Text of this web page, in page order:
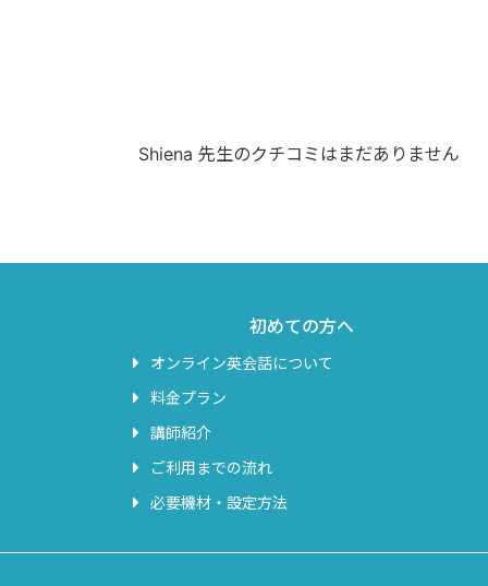
Shiena 先生のクチコミはまだありません
初めての方へ
オンライン英会話について
料金プラン
講師紹介
ご利用までの流れ
必要機材・設定方法